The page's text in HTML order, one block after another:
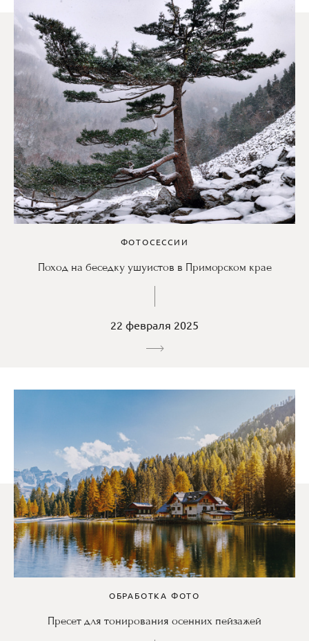
ФОТОСЕССИИ
Поход на беседку ушуистов в Приморском крае
22 февраля 2025
ОБРАБОТКА ФОТО
Пресет для тонирования осенних пейзажей